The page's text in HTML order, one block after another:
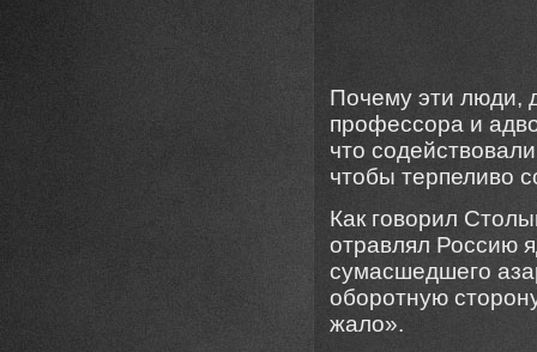
Почему эти люди,
профессора и
что
чтобы терпеливо
Как говорил
отравлял Россию
сумасшедшего
оборотную
жало».